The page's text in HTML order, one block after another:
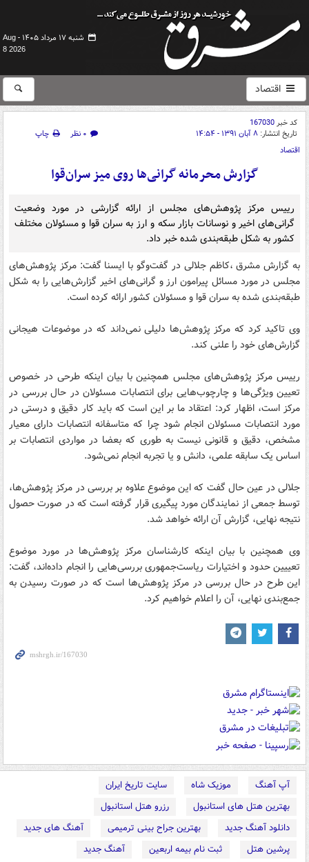
شنبه ۱۷ مرداد ۱۴۰۵ -
Aug
8 2026
اقتصاد
کد خبر167030
تاریخ انتشار: ۸ آبان ۱۳۹۱ - ۱۴:۵۴ ۰ نظر
چاپ
اقتصاد
گزارش محرمانه گرانی‌‌ها روی میز سران‌قوا
رییس مرکز پژوهش‌های مجلس از ارائه گزارشی در مورد وضعیت
گرانی‌های اخیر و نوسانات بازار سکه و ارز به سران قوا و مسئولان مختلف
کشور به شکل طبقه‌بندی شده خبر داد.
به گزارش مشرق ،کاظم جلالی در گفت‌وگو با ایسنا گفت: مرکز پژوهش‌های
مجلس در مورد مسائل پیرامون ارز و گرانی‌های اخیر گزارش‌هایی را به شکل
طبقه‌بندی شده به سران قوا و مسئولان کشور ارائه کرده است.
وی تاکید کرد که مرکز پژوهش‌ها دلیلی نمی‌داند که در موضوعات هیجانی
گزارش‌های خود را علنی کند.
رییس مرکز پژوهش‌های مجلس همچنین با بیان اینکه طرحی در خصوص
تعیین ویژگی‌ها و چارچوب‌هایی برای انتصابات مسئولان در حال بررسی در
مرکز است، اظهار کرد: اعتقاد ما بر این است که باید کار دقیق و درستی در
مورد انتصابات مسئولان انجام شود چرا که متاسفانه انتصابات دارای معیار
مشخص، دقیق و قانونی نیست به طوری که بعضا در مواردی انتصابات بر
اساس یک سابقه علمی، دانش و یا تجربه انجام نمی‌شود.
جلالی در عین حال گفت که این موضوع علاوه بر بررسی در مرکز پژوهش‌ها،
توسط جمعی از نمایندگان مورد پیگیری قرار گرفته است که در صورت حصول
نتیجه نهایی، گزارش آن ارائه خواهد شد.
وی همچنین با بیان اینکه کارشناسان مرکز پژوهش‌ها در مورد موضوع
تعییین حدود و اختیارات ریاست‌جمهوری بررسی‌هایی را انجام داده‌اند، گفت:‌
این طرح در حال بررسی در مرکز پژوهش‌ها است که در صورت رسیدن به
جمع‌بندی نهایی، آن را اعلام خواهیم کرد.
آپ آهنگ موزیک شاه
سایت تاریخ ایران
بهترین هتل های استانبول
رزرو هتل استانبول
دانلود آهنگ جدید
بهترین جراح بینی ترمیمی
آهنگ های جدید
پرشین هتل
ثبت نام بیمه اربعین
آهنگ جدید